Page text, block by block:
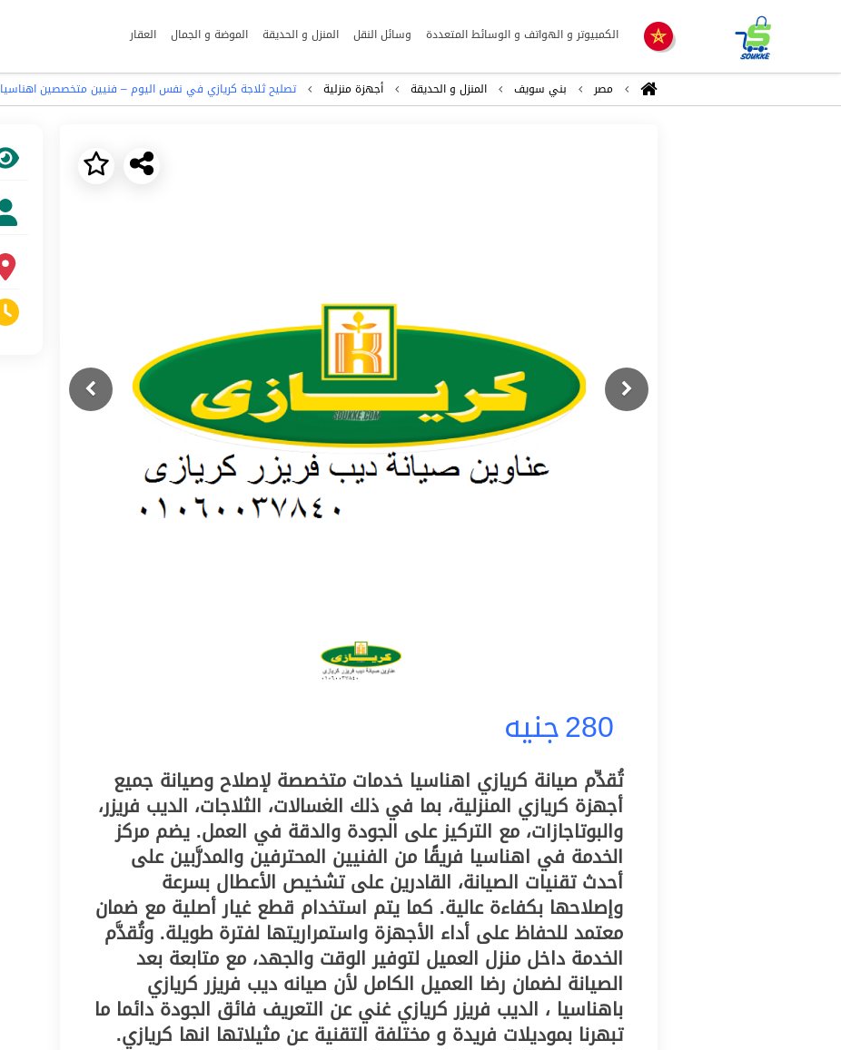
الكمبيوتر و الهواتف و الوسائط المتعددة وسائل النقل المنزل و الحديقة الموضة و الجمال العقار
مصر بني سويف المنزل و الحديقة أجهزة منزلية تصليح ثلاجة كريازي في نفس اليوم – فنيين متخصصين اهناسيا 01220261030
Previous
Next
280جنيه
تُقدِّم صيانة كريازي اهناسيا خدمات متخصصة لإصلاح وصيانة جميع
أجهزة كريازي المنزلية، بما في ذلك الغسالات، الثلاجات، الديب فريزر،
والبوتاجازات، مع التركيز على الجودة والدقة في العمل. يضم مركز
الخدمة في اهناسيا فريقًا من الفنيين المحترفين والمدرَّبين على
أحدث تقنيات الصيانة، القادرين على تشخيص الأعطال بسرعة
وإصلاحها بكفاءة عالية. كما يتم استخدام قطع غيار أصلية مع ضمان
معتمد للحفاظ على أداء الأجهزة واستمراريتها لفترة طويلة. وتُقدَّم
الخدمة داخل منزل العميل لتوفير الوقت والجهد، مع متابعة بعد
الصيانة لضمان رضا العميل الكامل لأن صيانه ديب فريزر كريازي
باهناسيا ، الديب فريزر كريازي غني عن التعريف فائق الجودة دائما ما
تبهرنا بموديلات فريدة و مختلفة التقنية عن مثيلاتها انها كريازي.